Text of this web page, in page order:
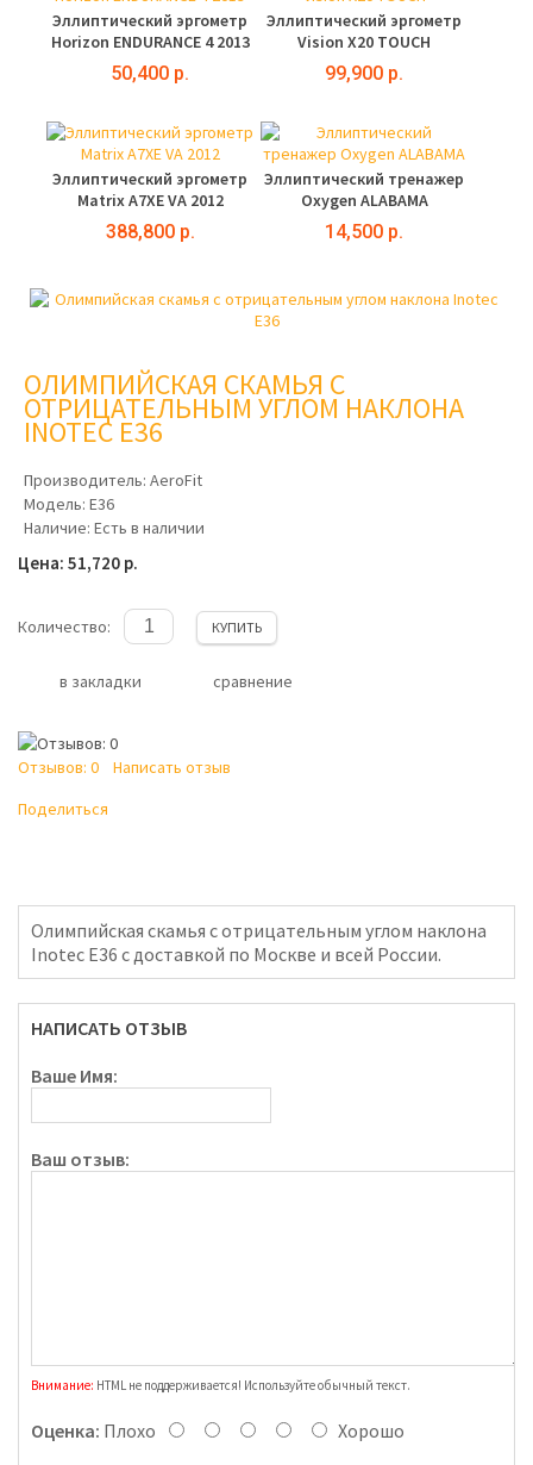
Эллиптический эргометр
Horizon ENDURANCE 4 2013
50,400 р.
Эллиптический эргометр
Vision X20 TOUCH
99,900 р.
Эллиптический эргометр
Matrix A7XE VA 2012
388,800 р.
Эллиптический тренажер
Oxygen ALABAMA
14,500 р.
ОЛИМПИЙСКАЯ СКАМЬЯ С
ОТРИЦАТЕЛЬНЫМ УГЛОМ НАКЛОНА
INOTEC E36
Производитель: AeroFit
Модель: E36
Наличие: Есть в наличии
Цена: 51,720 р.
Количество: КУПИТЬ
в закладки сравнение
Отзывов: 0
Написать отзыв
Поделиться
Олимпийская скамья с отрицательным углом наклона
Inotec E36 с доставкой по Москве и всей России.
НАПИСАТЬ ОТЗЫВ
Ваше Имя:
Ваш отзыв:
Внимание: HTML не поддерживается! Используйте обычный текст.
Оценка: Плохо
Хорошо